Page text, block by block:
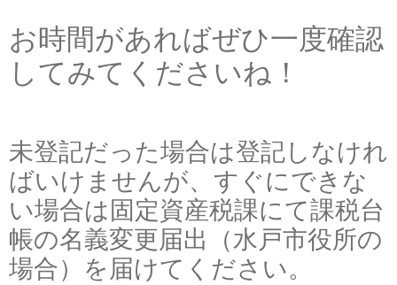
お時間があればぜひ一度確認
してみてくださいね！
未登記だった場合は登記しなけれ
ばいけませんが、すぐにできな
い場合は固定資産税課にて課税台
帳の名義変更届出（水戸市役所の
場合）を届けてください。